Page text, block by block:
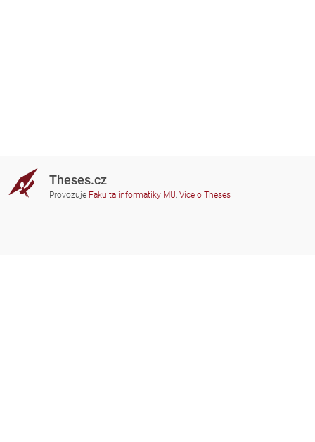
Theses.cz
Provozuje Fakulta informatiky MU, Více o Theses